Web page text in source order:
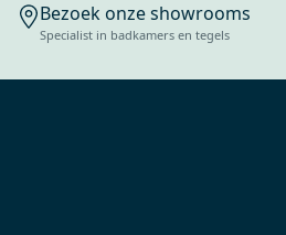
Bezoek onze showrooms
Specialist in badkamers en tegels